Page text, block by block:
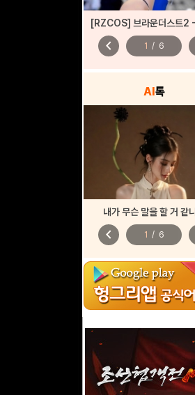
chevron_left 1 / 6
AI톡
내가 무슨 말을 할 거 같
chevron_left 1 / 6